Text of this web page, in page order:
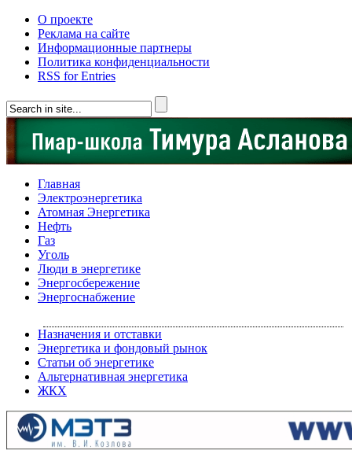
О проекте
Реклама на сайте
Информационные партнеры
Политика конфиденциальности
RSS for Entries
Главная
Электроэнергетика
Атомная Энергетика
Нефть
Газ
Уголь
Люди в энергетике
Энергосбережение
Энергоснабжение
Назначения и отставки
Энергетика и фондовый рынок
Статьи об энергетике
Альтернативная энергетика
ЖКХ